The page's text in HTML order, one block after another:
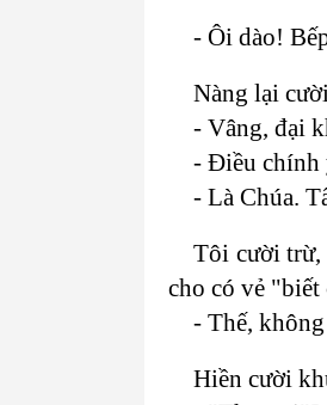
- Ôi dào!
Nàng lại
- Vâng, đại
- Điều chính
- Là Chúa.
Tôi cười trừ,
cho có vẻ
- Thế,
Hiền cười